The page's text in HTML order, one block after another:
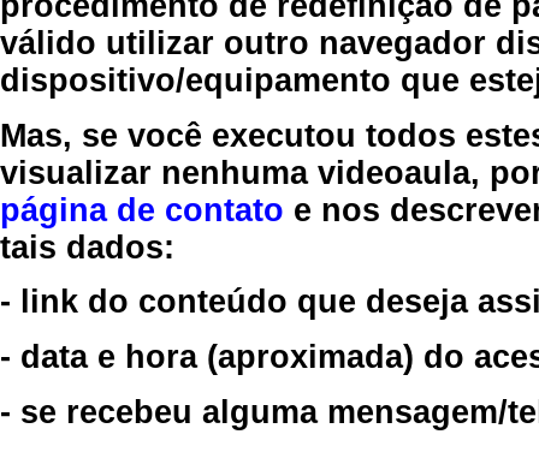
válido utilizar outro navegador
dispositivo/equipamento que
Mas, se você executou todos
visualizar nenhuma videoaula,
página de contato e nos
tais dados:
- link do conteúdo que deseja
- data e hora (aproximada) do
- se recebeu alguma mensagem/